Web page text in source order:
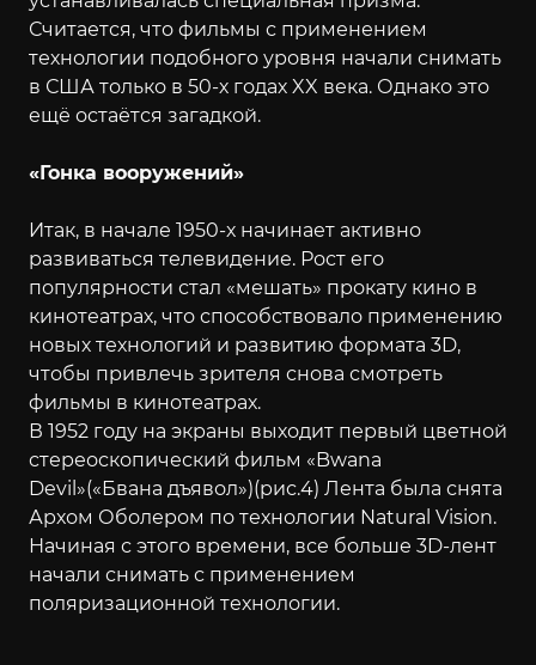
Считается, что фильмы с применением
технологии подобного уровня начали снимать
в США только в 50-х годах XX века. Однако это
ещё остаётся загадкой.
«Гонка вооружений»
Итак, в начале 1950-х начинает активно
развиваться телевидение. Рост его
популярности стал «мешать» прокату кино в
кинотеатрах, что способствовало применению
новых технологий и развитию формата 3D,
чтобы привлечь зрителя снова смотреть
фильмы в кинотеатрах.
В 1952 году на экраны выходит первый цветной
стереоскопический фильм «Bwana
Devil»(«Бвана дъявол»)(рис.4) Лента была снята
Архом Оболером по технологии Natural Vision.
Начиная с этого времени, все больше 3D-лент
начали снимать с применением
поляризационной технологии.